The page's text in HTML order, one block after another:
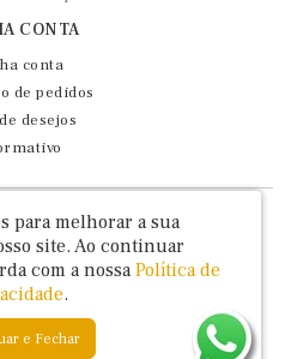
CONTA
conta
de pedidos
desejos
- CNPJ: 60.458.825/0001-86
- São Paulo / SP - CEP 03016-030
© 2026
para melhorar a sua
site. Ao continuar
com a nossa Política de
.
e Fechar